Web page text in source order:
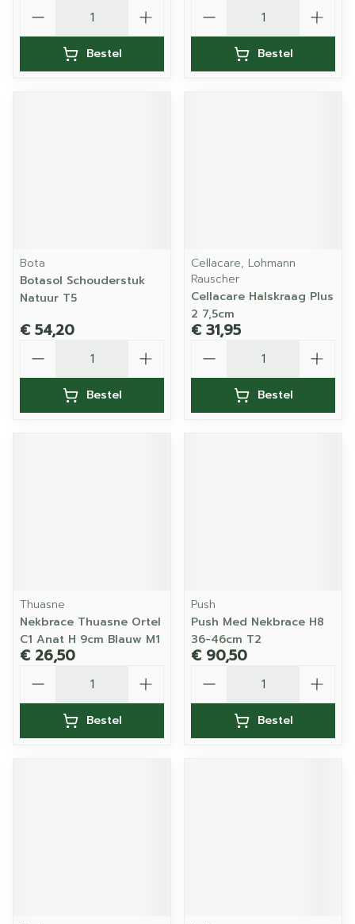
Bestel Bestel
Bota
Botasol Schouderstuk
Natuur T5
€ 54,20
Bestel
Cellacare, Lohmann
Rauscher
Cellacare Halskraag Plus
2 7,5cm
€ 31,95
Bestel
Thuasne
Nekbrace Thuasne Ortel
C1 Anat H 9cm Blauw M1
€ 26,50
Bestel
Push
Push Med Nekbrace H8
36-46cm T2
€ 90,50
Bestel